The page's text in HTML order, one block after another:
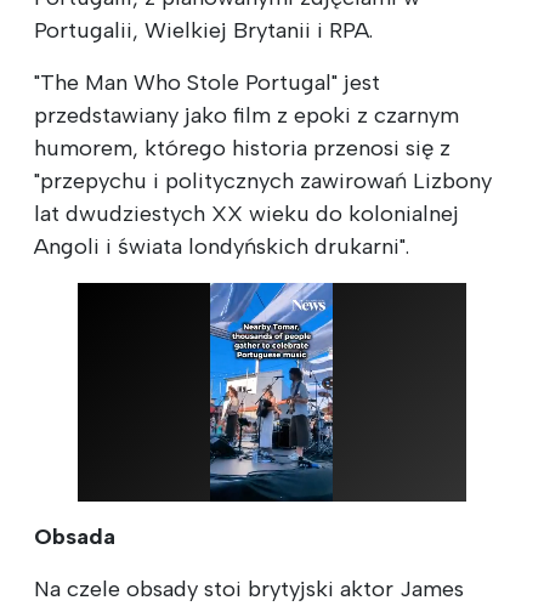
Portugalii, Wielkiej Brytanii i RPA.
"The Man Who Stole Portugal" jest
przedstawiany jako film z epoki z czarnym
humorem, którego historia przenosi się z
"przepychu i politycznych zawirowań Lizbony
lat dwudziestych XX wieku do kolonialnej
Angoli i świata londyńskich drukarni".
Obsada
Na czele obsady stoi brytyjski aktor James